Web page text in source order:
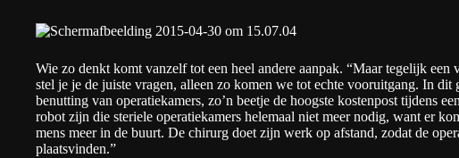
Wie zo denkt komt vanzelf tot een heel andere aanpak. “Maar tegelijk een
stel je je de juiste vragen, alleen zo komen we tot echte vooruitgang. In dit
benutting van operatiekamers, zo’n beetje de hoogste kostenpost tijdens
robot zijn die steriele operatiekamers helemaal niet meer nodig, want er
mens meer in de buurt. De chirurg doet zijn werk op afstand, zodat de
plaatsvinden.”